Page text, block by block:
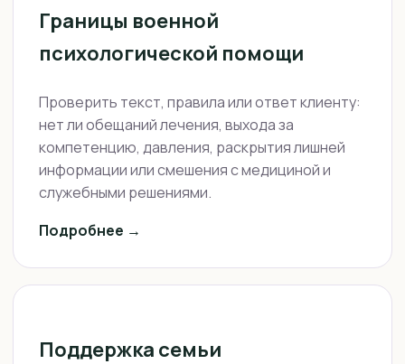
Границы военной
психологической помощи
Проверить текст, правила или ответ клиенту:
нет ли обещаний лечения, выхода за
компетенцию, давления, раскрытия лишней
информации или смешения с медициной и
служебными решениями.
Подробнее →
Поддержка семьи